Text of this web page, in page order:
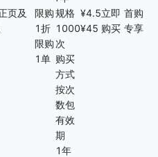
页及
限购
1折
限购
1单
规格
1000
次
购买
方式
按次
数包
有效
期
1年
¥4.5
¥45
立即
购买
首购
专享